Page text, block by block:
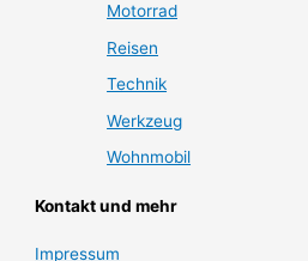
Motorrad
Reisen
Technik
Werkzeug
Wohnmobil
Kontakt und mehr
Impressum